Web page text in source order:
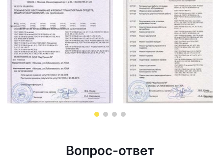
Вопрос-ответ